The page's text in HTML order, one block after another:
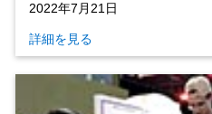
2022年7月21日
詳細を見る